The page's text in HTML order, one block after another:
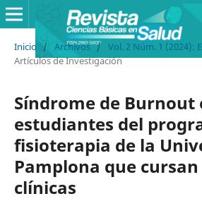
Inicio / Archivos / Vol. 2 Núm. 1 (2024):
Artículos de Investigación
Síndrome de Burnout
estudiantes del
fisioterapia de la
Pamplona que
clínicas